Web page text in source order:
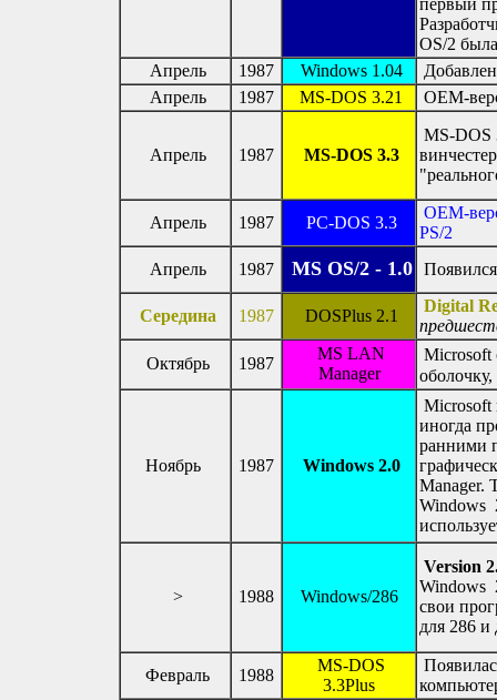
OS/2
Апрель
1987 Windows 1.04
Апрель
1987 MS-DOS 3.21 OEM-
Апрель 1987 MS-DOS 3.3
MS-DOS
Апрель 1987 PC-DOS 3.3
OEM-
PS/2
Апрель
1987 MS OS/2 - 1.0
Середина 1987 DOSPlus 2.1
Digital
Октябрь
1987
MS LAN
Manager
Microsoft
Ноябрь 1987 Windows 2.0
Microsoft
иногда
ранними
Manager.
Windows
> 1988 Windows/286
Version
Windows
свои
для 286 и
Февраль 1988
MS-DOS
3.3Plus